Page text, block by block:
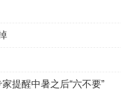
提醒中暑之后“六不要”